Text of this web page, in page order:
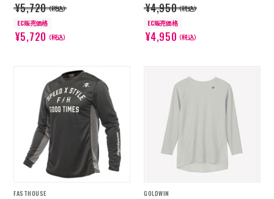
¥5,720（税込）
EC販売価格
¥5,720（税込）
¥4,950（税込）
EC販売価格
¥4,950（税込）
FASTHOUSE GOLDWIN